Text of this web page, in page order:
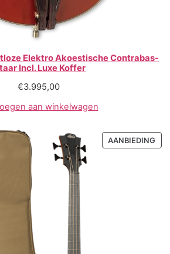
Elektro Akoestische Contrabas-
Incl. Luxe Koffer
€3.995,00
aan winkelwagen
AANBIEDING